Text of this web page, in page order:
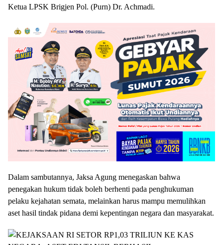
Ketua LPSK Brigjen Pol. (Purn) Dr. Achmadi.
Dalam sambutannya, Jaksa Agung menegaskan bahwa
penegakan hukum tidak boleh berhenti pada penghukuman
pelaku kejahatan semata, melainkan harus mampu memulihkan
aset hasil tindak pidana demi kepentingan negara dan masyarakat.